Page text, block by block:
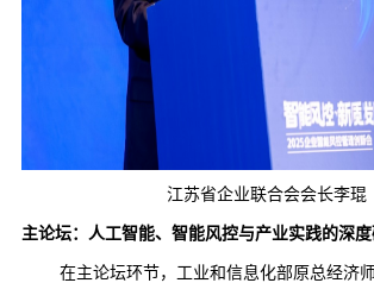
江苏省企业联合会会长李琨
主论坛：人工智能、智能风控与产业实践的深
在主论坛环节，工业和信息化部原总经济